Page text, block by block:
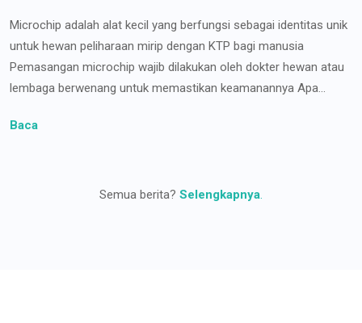
Microchip adalah alat kecil yang berfungsi sebagai identitas unik
untuk hewan peliharaan mirip dengan KTP bagi manusia
Pemasangan microchip wajib dilakukan oleh dokter hewan atau
lembaga berwenang untuk memastikan keamanannya Apa...
Baca
Semua berita? Selengkapnya.